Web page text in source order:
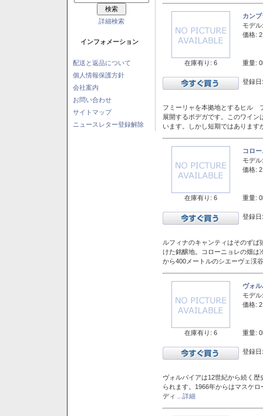
詳細検索
インフォメーション
配送と返品について
個人情報保護方針
会社案内
お問い合わせ
サイトマップ
ニュースレター登録解除
在庫有り: 6
カン
モデル:
価格:
重量:
登録
フミーリャを本拠地とするヒル
展開するボデガです。このワイ
います。しかし短期ではありま
在庫有り: 6
コロ
モデル:
価格:
重量:
登録
ルフィナのキャンティはそのず
けた銘醸地。コローニョレの畑は
から400メートルのシエーヴェ渓
在庫有り: 6
ヴォ
モデル:
価格:
重量:
登録
ヴォルパイアは12世紀から続く
られます。1966年からはマスケ
ディ
...詳細